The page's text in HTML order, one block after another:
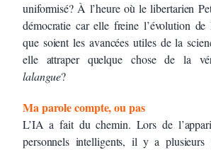
uniformisé? À l’heure où le libertarien
démocratie car elle freine l’évolution de
que soient les avancées utiles de la
elle attraper quelque chose de la
lalangue?
Ma parole compte, ou pas
L’IA a fait du chemin. Lors de
personnels intelligents, il y a plusieurs